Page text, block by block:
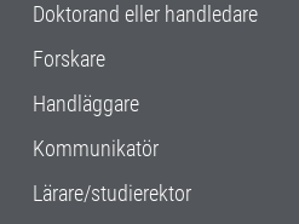
Doktorand eller handledare
Forskare
Handläggare
Kommunikatör
Lärare/studierektor